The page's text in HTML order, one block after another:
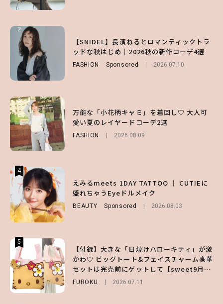
2
【SNIDEL】長濱ねるとロマンティックトラ
ッドな秋はじめ｜2026秋の新作コーデ4選
FASHION Sponsored 2026.07.10
3
万能な「小花柄キャミ」を着回し♡ 大人可
愛い夏のレイヤードコーデ2選
FASHION 2026.08.09
4
えみるmeets 1DAY TATTOO ｜ CUTIEに
盛れちゃうEyeドルメイク
BEAUTY Sponsored 2026.08.03
5
【付録】大きな「日焼けハローキティ」が激
かわ♡ ビッグトート&フェイスチャーム豪華
セットは完売前にゲットして【sweet9月号
増刊】
FUROKU 2026.07.11
2
【庄司浩平】初デートの勝負服は？夏の思い
出や最近のハマりものを深掘り
ENTERTAINMENT 2026.08.08
3
【SNIDEL】長濱ねるとロマンティックトラ
ッドな秋はじめ｜2026秋の新作コーデ4選
FASHION Sponsored
4
【大原優乃】夏メイクはプレイフルに！ドキ
ッとしちゃう色っぽ“うるみ目”のつくり方
BEAUTY 2026.08.01
5
えみるmeets 1DAY TATTOO ｜ CUTIEに
盛れちゃうEyeドルメイク
2
【付録】総柄ハローキティが可愛すぎ♡ 紀
ノ国屋コラボの“優秀保冷バッグ”は夏の強
い味方！【オトナミューズ9月号増刊】
3
【谷まりあ】夏は“シアースカート”でさり
げなく肌見せ！透け感のニュアンスを楽しめ
るマストハブアイテム4選
4
【ハローキティ】がスシローと初コラボ♡
第1弾の気になるメニュー＆限定グッズを総
チェック！
2026.07.31
5
【夏ヘアのくずれ・うねりに】ヘアメイク夢
月直伝♡ ドライシャンプー「バティスト」
を使ったプロ級スタイリング3選
BEAUTY Sponsored